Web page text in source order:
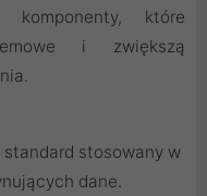
komponenty, które
i zwiększą
standard stosowany w
dane.